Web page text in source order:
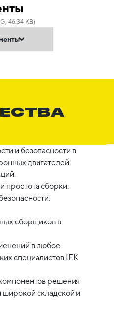
46.34 KB)
и безопасности в
двигателей.
простота сборки.
сборщиков в
в любое
специалистов IEK
решения
складской и